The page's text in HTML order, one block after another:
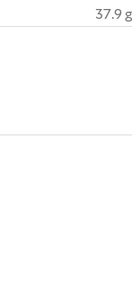
37.9 g